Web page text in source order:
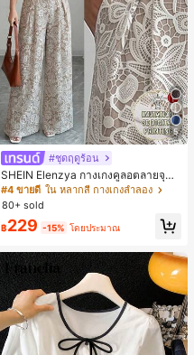
5
#ชุดฤดูร้อน
SHEIN Elenzya กางเกงคูลอตลายจุดเ
อวสูงแบบใหม่สำหรับฤดูใบไม้ผลิ/ฤดูร้อ
น, สไตล์หรูหราเหมาะสำหรับใส่ในชีวิต
ประจำวันและทำงาน, ให้ความรู้สึกวินเ
ทจสำหรับฤดูรับปริญญา, เทศกาลดนตร
ี, การแข่งม้าดาร์บี้, วันประกาศอิสรภาพ
#4 ขายดี ใน หลากสี กางเกงลำลอง
80+ sold
฿229 -15% โดยประมาณ